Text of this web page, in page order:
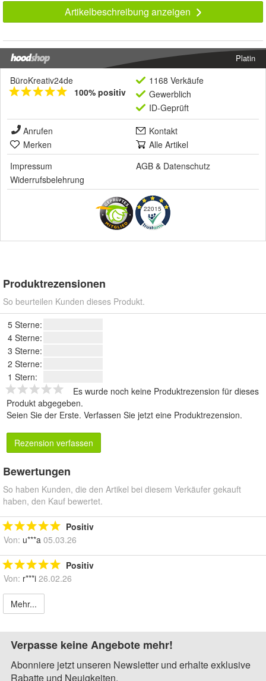
Artikelbeschreibung anzeigen
Platin
BüroKreativ24de
100% positiv
1168 Verkäufe
Gewerblich
ID-Geprüft
Anrufen
Kontakt
Merken
Alle Artikel
Impressum
AGB & Datenschutz
Widerrufsbelehrung
22015
Produktrezensionen
So beurteilen Kunden dieses Produkt.
5 Sterne:
4 Sterne:
3 Sterne:
2 Sterne:
1 Stern:
Es wurde noch keine Produktrezension für dieses
Produkt abgegeben.
Seien Sie der Erste. Verfassen Sie jetzt eine Produktrezension.
Rezension verfassen
Bewertungen
So haben Kunden, die den Artikel bei diesem Verkäufer gekauft
haben, den Kauf bewertet.
Positiv
Von: u***a 05.03.26
Positiv
Von: r***i 26.02.26
Mehr...
Verpasse keine Angebote mehr!
Abonniere jetzt unseren Newsletter und erhalte exklusive
Rabatte und Neuigkeiten.